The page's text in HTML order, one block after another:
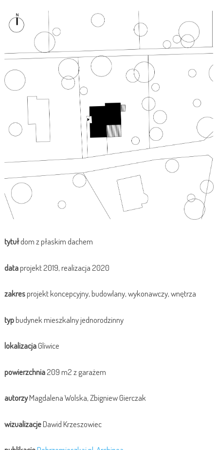
tytułdom z płaskim dachem
dataprojekt 2019, realizacja 2020
zakresprojekt koncepcyjny, budowlany, wykonawczy, wnętrza
typbudynek mieszkalny jednorodzinny
lokalizacjaGliwice
powierzchnia209 m2 z garażem
autorzyMagdalena Wolska, Zbigniew Gierczak
wizualizacjeDawid Krzeszowiec